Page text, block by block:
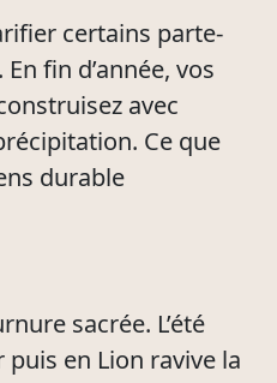
certains parte-
fin d’année, vos
avec
Ce que
durable
sacrée. L’été
puis en Lion ravive la